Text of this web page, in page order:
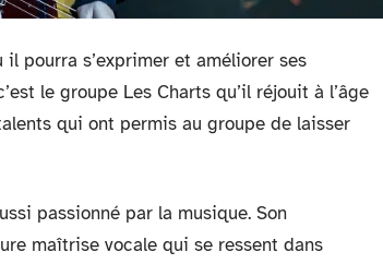
pourra s’exprimer et améliorer ses
le groupe Les Charts qu’il réjouit à l’âge
qui ont permis au groupe de laisser
passionné par la musique. Son
maîtrise vocale qui se ressent dans